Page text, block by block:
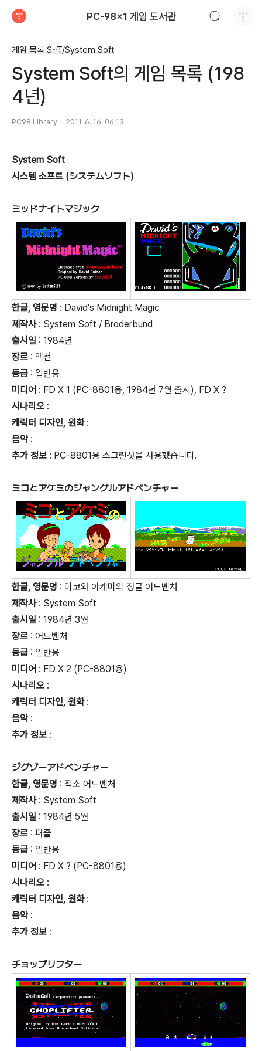
PC-98x1 게임 도서관
게임 목록 S~T/System Soft
System Soft의 게임 목록 (198
4년)
PC98 Library 2011. 6. 16. 06:13
System Soft
시스템 소프트 (システムソフト)
ミッドナイトマジック
한글, 영문명 : David's Midnight Magic
제작사: System Soft / Broderbund
출시일 : 1984년
장르 : 액션
등급 : 일반용
미디어 : FD X 1 (PC-8801용, 1984년 7월 출시), FD X ?
시나리오 :
캐릭터 디자인, 원화:
음악 :
추가 정보 : PC-8801용 스크린샷을 사용했습니다.
ミコとアケミのジャングルアドベンチャー
한글, 영문명 : 미코와 아케미의 정글 어드벤처
제작사: System Soft
출시일 : 1984년 3월
장르 : 어드벤처
등급 : 일반용
미디어 : FD X 2 (PC-8801용)
시나리오 :
캐릭터 디자인, 원화:
음악 :
추가 정보 :
ジグゾーアドベンチャー
한글, 영문명 : 직소 어드벤처
제작사: System Soft
출시일 : 1984년 5월
장르 : 퍼즐
등급 : 일반용
미디어 : FD X ? (PC-8801용)
시나리오 :
캐릭터 디자인, 원화:
음악 :
추가 정보 :
チョップリフター